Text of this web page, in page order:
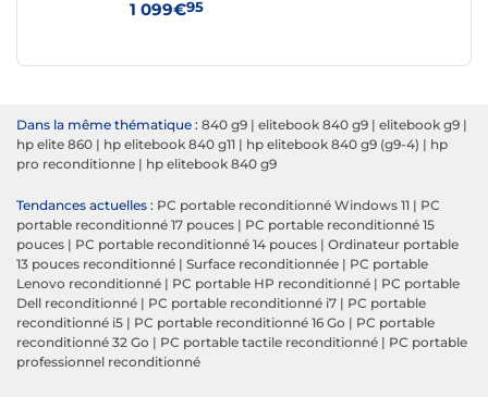
1 099€95
Dans la même thématique : 840 g9 | elitebook 840 g9 | elitebook g9 |
hp elite 860 | hp elitebook 840 g11 | hp elitebook 840 g9 (g9-4) | hp
pro reconditionne | hp elitebook 840 g9
Tendances actuelles : PC portable reconditionné Windows 11 | PC
portable reconditionné 17 pouces | PC portable reconditionné 15
pouces | PC portable reconditionné 14 pouces | Ordinateur portable
13 pouces reconditionné | Surface reconditionnée | PC portable
Lenovo reconditionné | PC portable HP reconditionné | PC portable
Dell reconditionné | PC portable reconditionné i7 | PC portable
reconditionné i5 | PC portable reconditionné 16 Go | PC portable
reconditionné 32 Go | PC portable tactile reconditionné | PC portable
professionnel reconditionné